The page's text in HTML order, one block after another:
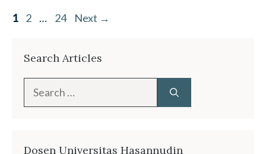
Page
1 Page
2 … Page
24 Next →
Search Articles
Dosen Universitas Hasannudin